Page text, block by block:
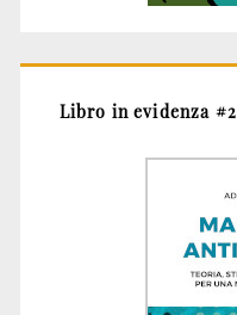
Libro in evidenza #2